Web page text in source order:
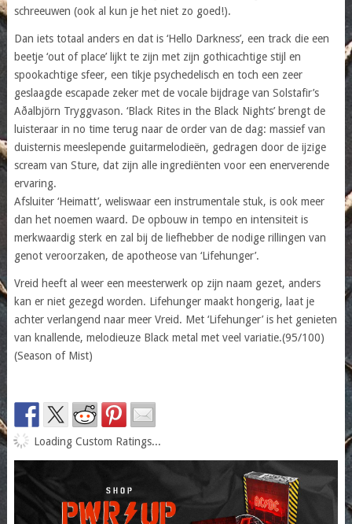
schreeuwen (ook al kun je het niet zo goed!).
Dan iets totaal anders en dat is ‘Hello Darkness’, een track die een
beetje ‘out of place’ lijkt te zijn met zijn gothicachtige stijl en
spookachtige sfeer, een tikje psychedelisch en toch een zeer
geslaagde escapade zeker met de vocale bijdrage van Solstafir’s
Aðalbjörn Tryggvason. ‘Black Rites in the Black Nights’ brengt de
luisteraar in no time terug naar de order van de dag: massief van
duisternis meeslepende guitarmelodieën, gedragen door de ijzige
scream van Sture, dat zijn alle ingrediënten voor een enerverende
ervaring.
Afsluiter ‘Heimatt’, weliswaar een instrumentale stuk, is ook meer
dan het noemen waard. De opbouw in tempo en intensiteit is
merkwaardig sterk en zal bij de liefhebber de nodige rillingen van
genot veroorzaken, de apotheose van ‘Lifehunger’.
Vreid heeft al weer een meesterwerk op zijn naam gezet, anders
kan er niet gezegd worden. Lifehunger maakt hongerig, laat je
achter verlangend naar meer Vreid. Met ‘Lifehunger’ is het genieten
van knallende, melodieuze Black metal met veel variatie.(95/100)
(Season of Mist)
Loading Custom Ratings...